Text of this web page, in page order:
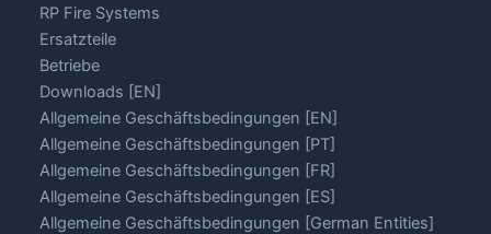
RP Fire Systems
Ersatzteile
Betriebe
Downloads [EN]
Allgemeine Geschäftsbedingungen [EN]
Allgemeine Geschäftsbedingungen [PT]
Allgemeine Geschäftsbedingungen [FR]
Allgemeine Geschäftsbedingungen [ES]
Allgemeine Geschäftsbedingungen [German Entities]